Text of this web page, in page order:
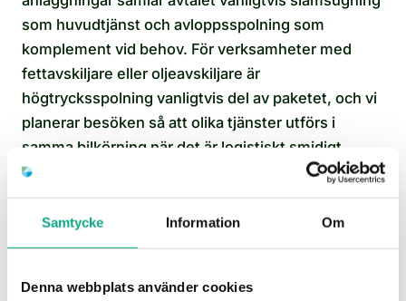
Samtycke Information Om
Denna webbplats använder cookies
som huvudtjänst och avloppsspolning som
komplement vid behov. För verksamheter med
fettavskiljare eller oljeavskiljare är
högtrycksspolning vanligtvis del av paketet, och vi
planerar besöken så att olika tjänster utförs i
samma bilkörning när det är logistiskt smidigt.